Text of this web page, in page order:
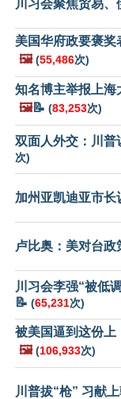
川习会聚焦贸易、
美国华府政要褒奖
🖼️ (55,486次)
知名博主举报上海
🖼️📝 (83,253次)
双面人外交：川普
次)
加州亚凯迪亚市
卢比奥：美对台政
川习会李强“被低
📝 (65,231次)
被美国逼到这份上
🖼️ (106,933次)
川普拔“枪” 习献